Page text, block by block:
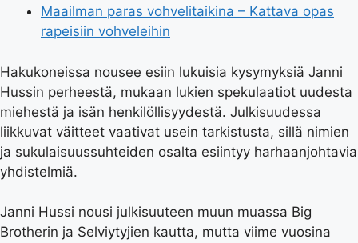
Maailman paras vohvelitaikina – Kattava opas
rapeisiin vohveleihin
Hakukoneissa nousee esiin lukuisia kysymyksiä Janni
Hussin perheestä, mukaan lukien spekulaatiot uudesta
miehestä ja isän henkilöllisyydestä. Julkisuudessa
liikkuvat väitteet vaativat usein tarkistusta, sillä nimien
ja sukulaisuussuhteiden osalta esiintyy harhaanjohtavia
yhdistelmiä.
Janni Hussi nousi julkisuuteen muun muassa Big
Brotherin ja Selviytyjien kautta, mutta viime vuosina